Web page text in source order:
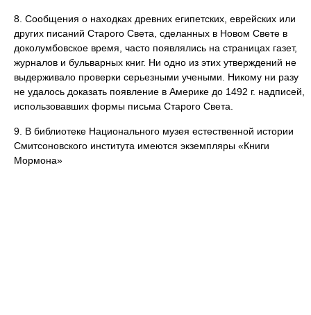
8. Сообщения о находках древних египетских, еврейских или
других писаний Старого Света, сделанных в Новом Свете в
доколумбовское время, часто появлялись на страницах газет,
журналов и бульварных книг. Ни одно из этих утверждений не
выдерживало проверки серьезными учеными. Никому ни разу
не удалось доказать появление в Америке до 1492 г. надписей,
использовавших формы письма Старого Света.
9. В библиотеке Национального музея естественной истории
Смитсоновского института имеются экземпляры «Книги
Мормона»